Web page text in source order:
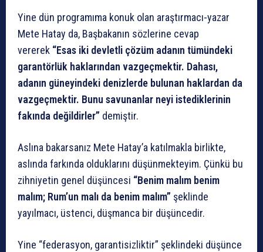
Yine dün programıma konuk olan araştırmacı-yazar
Mete Hatay da, Başbakanın sözlerine cevap
vererek “Esas iki devletli çözüm adanın tümündeki
garantörlük haklarından vazgeçmektir. Dahası,
adanın güneyindeki denizlerde bulunan haklardan da
vazgeçmektir. Bunu savunanlar neyi istediklerinin
fakında değildirler” demiştir.
Aslına bakarsanız Mete Hatay’a katılmakla birlikte,
aslında farkında olduklarını düşünmekteyim. Çünkü bu
zihniyetin genel düşüncesi “Benim malım benim
malım; Rum’un malı da benim malım” şeklinde
yayılmacı, üstenci, düşmanca bir düşüncedir.
Yine “federasyon, garantisizliktir” şeklindeki düşünce